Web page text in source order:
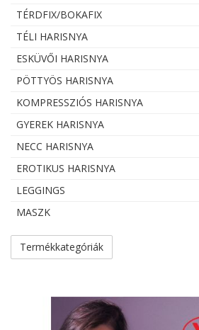
TÉRDFIX/BOKAFIX
TÉLI HARISNYA
ESKÜVŐI HARISNYA
PÖTTYÖS HARISNYA
KOMPRESSZIÓS HARISNYA
GYEREK HARISNYA
NECC HARISNYA
EROTIKUS HARISNYA
LEGGINGS
MASZK
Termékkategóriák